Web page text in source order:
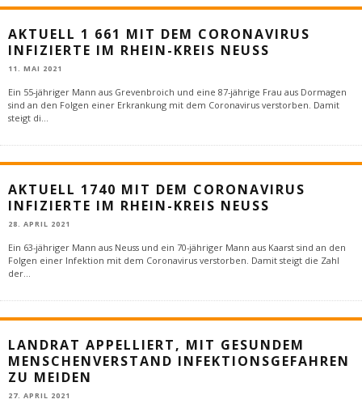
AKTUELL 1 661 MIT DEM CORONAVIRUS
INFIZIERTE IM RHEIN-KREIS NEUSS
11. MAI 2021
Ein 55-jähriger Mann aus Grevenbroich und eine 87-jährige Frau aus Dormagen
sind an den Folgen einer Erkrankung mit dem Coronavirus verstorben. Damit
steigt di
AKTUELL 1740 MIT DEM CORONAVIRUS
INFIZIERTE IM RHEIN-KREIS NEUSS
28. APRIL 2021
Ein 63-jähriger Mann aus Neuss und ein 70-jähriger Mann aus Kaarst sind an den
Folgen einer Infektion mit dem Coronavirus verstorben. Damit steigt die Zahl
der...
LANDRAT APPELLIERT, MIT GESUNDEM
MENSCHENVERSTAND INFEKTIONSGEFAHREN
ZU MEIDEN
27. APRIL 2021